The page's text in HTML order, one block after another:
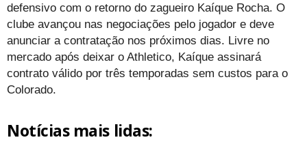
defensivo com o retorno do zagueiro Kaíque Rocha. O
clube avançou nas negociações pelo jogador e deve
anunciar a contratação nos próximos dias. Livre no
mercado após deixar o Athletico, Kaíque assinará
contrato válido por três temporadas sem custos para o
Colorado.
Notícias mais lidas: